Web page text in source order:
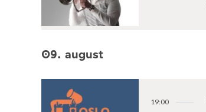
09. august
19:00